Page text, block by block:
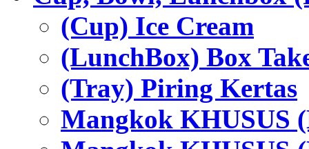
(Cup) Ice Cream
(LunchBox) Box
(Tray) Piring Kertas
Mangkok KHUSUS